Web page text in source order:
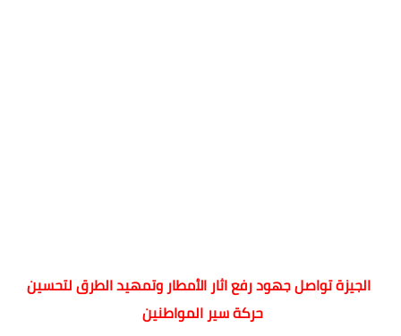
الجيزة تواصل جهود رفع اثار الأمطار وتمهيد الطرق لتحسين
حركة سير المواطنين